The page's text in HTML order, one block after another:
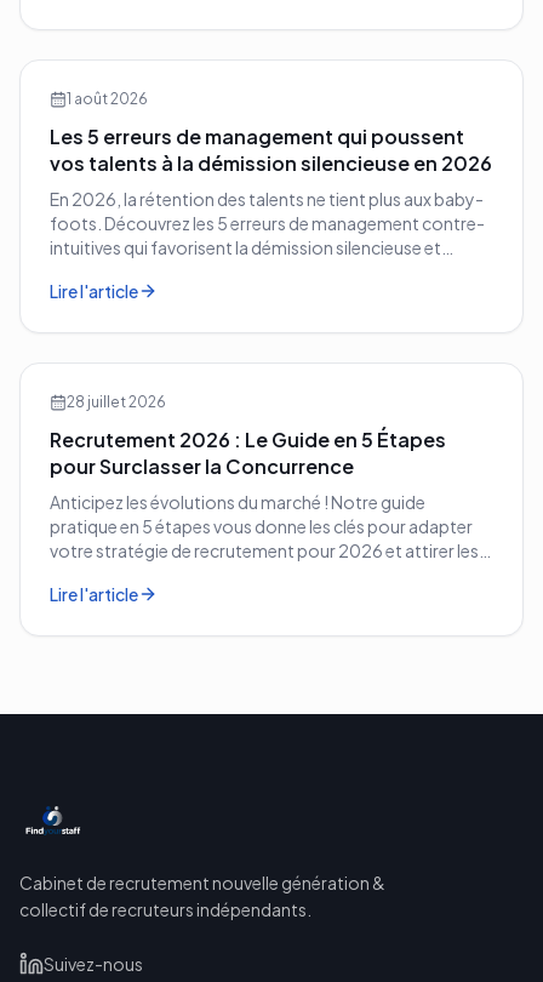
1 août 2026
Les 5 erreurs de management qui poussent
vos talents à la démission silencieuse en 2026
En 2026, la rétention des talents ne tient plus aux baby-
foots. Découvrez les 5 erreurs de management contre-
intuitives qui favorisent la démission silencieuse et
Lire l'article
28 juillet 2026
Recrutement 2026 : Le Guide en 5 Étapes
pour Surclasser la Concurrence
Anticipez les évolutions du marché ! Notre guide
pratique en 5 étapes vous donne les clés pour adapter
votre stratégie de recrutement pour 2026 et attirer les
Lire l'article
Cabinet de recrutement nouvelle génération &
collectif de recruteurs indépendants.
Suivez-nous